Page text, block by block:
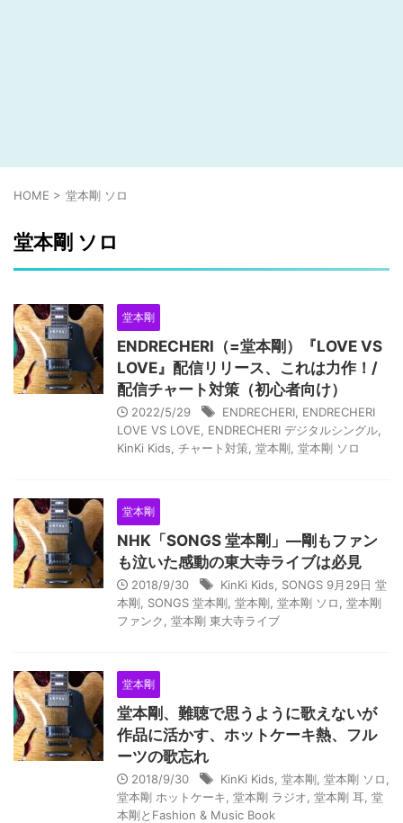
HOME > 堂本剛 ソロ
堂本剛 ソロ
堂本剛
ENDRECHERI（=堂本剛）『LOVE VS
LOVE』配信リリース、これは力作！/
配信チャート対策（初心者向け）
2022/5/29 ENDRECHERI ENDRECHERI
LOVE VS LOVE
ENDRECHERI デジタルシングル
KinKi Kids チャート対策 堂本剛 堂本剛 ソロ
堂本剛
NHK「SONGS 堂本剛」―剛もファン
も泣いた感動の東大寺ライブは必見
2018/9/30 KinKi Kids
SONGS 9月29日 堂
本剛
SONGS 堂本剛 堂本剛 堂本剛 ソロ
堂本剛
ファンク
堂本剛 東大寺ライブ
堂本剛
堂本剛、難聴で思うように歌えないが
作品に活かす、ホットケーキ熱、フル
ーツの歌忘れ
2018/9/30 KinKi Kids 堂本剛 堂本剛 ソロ
堂本剛 ホットケーキ 堂本剛 ラジオ 堂本剛 耳 堂
本剛とFashion & Music Book